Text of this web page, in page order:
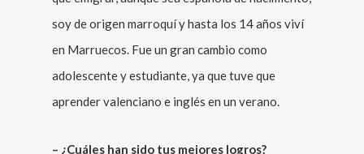
soy de origen marroquí y hasta los 14 años viví
en Marruecos. Fue un gran cambio como
adolescente y estudiante, ya que tuve que
aprender valenciano e inglés en un verano.
– ¿Cuáles han sido tus mejores logros?